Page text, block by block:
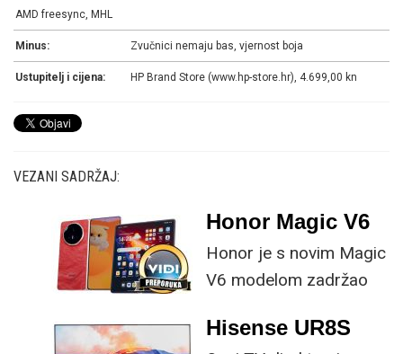
AMD freesync, MHL
Minus: Zvučnici nemaju bas, vjernost boja
Ustupitelj i cijena: HP Brand Store (www.hp-store.hr), 4.699,00 kn
VEZANI SADRŽAJ:
Honor Magic V6
Honor je s novim Magic
V6 modelom zadržao
specifikacije, no
Hisense UR8S